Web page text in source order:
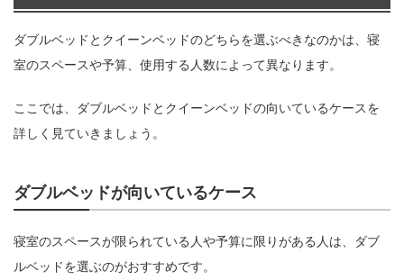
ダブルベッドとクイーンベッドのどちらを選ぶべきなのかは、寝
室のスペースや予算、使用する人数によって異なります。
ここでは、ダブルベッドとクイーンベッドの向いているケースを
詳しく見ていきましょう。
ダブルベッドが向いているケース
寝室のスペースが限られている人や予算に限りがある人は、ダブ
ルベッドを選ぶのがおすすめです。